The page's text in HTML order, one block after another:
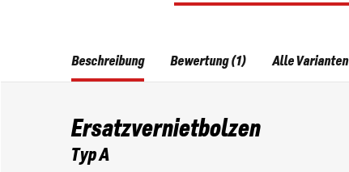
Beschreibung
Ersatzvernietbolzen
Typ A
Bewertung (1) Alle Varianten